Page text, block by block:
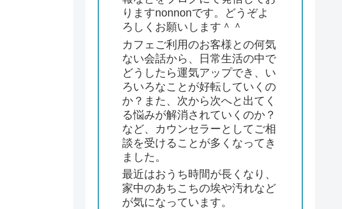
りますnonnonです。どうぞよ
ろしくお願いします＾＾
カフェご利用のお客様との何気
ない会話から、日常生活の中で
どうしたら運気アップでき、い
ろいろなことが好転していくの
か？また、次から次へと出てく
る悩みが解消されていくのか？
など、カウンセラーとしてご相
談を受けることが多くなってき
ました。
最近はおうち時間が長くなり、
家中のあちこちの埃や汚れなど
が気になっています。